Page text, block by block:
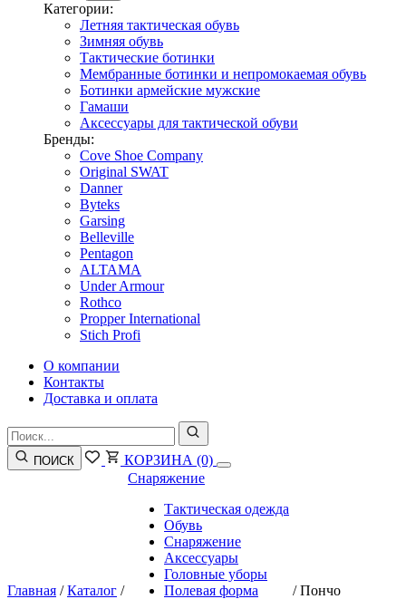
Категории:
Летняя тактическая обувь
Зимняя обувь
Тактические ботинки
Мембранные ботинки и непромокаемая обувь
Ботинки армейские мужские
Гамаши
Аксессуары для тактической обуви
Бренды:
Cove Shoe Company
Original SWAT
Danner
Byteks
Garsing
Belleville
Pentagon
ALTAMA
Under Armour
Rothco
Propper International
Stich Profi
О компании
Контакты
Доставка и оплата
ПОИСК КОРЗИНА (0)
Главная /Каталог /
Снаряжение
Тактическая одежда
Обувь
Снаряжение
Аксессуары
Головные уборы
Полевая форма
/Пончо